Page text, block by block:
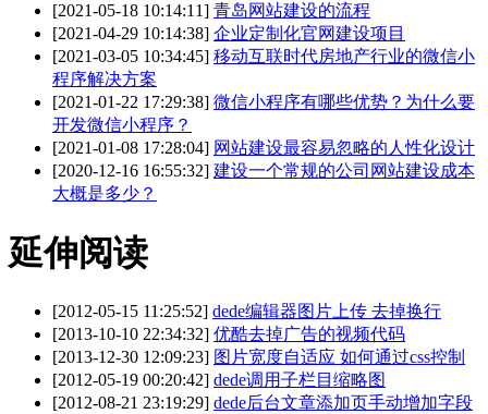
[2021-05-18 10:14:11] 青岛网站建设的流程
[2021-04-29 10:14:38] 企业定制化官网建设项目
[2021-03-05 10:34:45] 移动互联时代房地产行业的微信小
程序解决方案
[2021-01-22 17:29:38] 微信小程序有哪些优势？为什么要
开发微信小程序？
[2021-01-08 17:28:04] 网站建设最容易忽略的人性化设计
[2020-12-16 16:55:32] 建设一个常规的公司网站建设成本
大概是多少？
延伸阅读
[2012-05-15 11:25:52] dede编辑器图片上传 去掉换行
[2013-10-10 22:34:32] 优酷去掉广告的视频代码
[2013-12-30 12:09:23] 图片宽度自适应 如何通过css控制
[2012-05-19 00:20:42] dede调用子栏目缩略图
[2012-08-21 23:19:29] dede后台文章添加页手动增加字段